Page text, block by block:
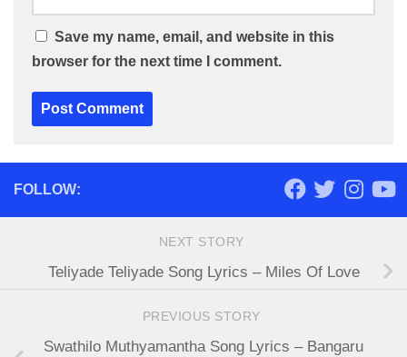
Save my name, email, and website in this
browser for the next time I comment.
FOLLOW:
NEXT STORY
Teliyade Teliyade Song Lyrics – Miles Of Love
PREVIOUS STORY
Swathilo Muthyamantha Song Lyrics – Bangaru